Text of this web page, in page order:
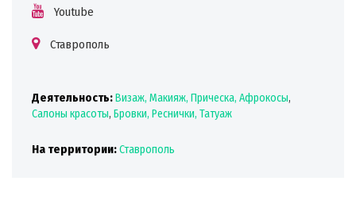
Youtube
Ставрополь
Деятельность:Визаж, Макияж, Прическа, Афрокосы,
Салоны красоты, Бровки, Реснички, Татуаж
На территории:Ставрополь